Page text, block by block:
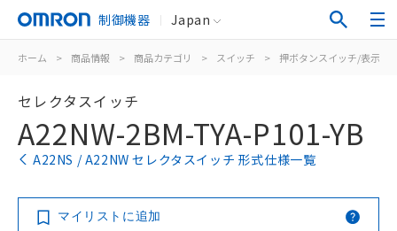
制御機器 Japan
ホーム > 商品情報 > 商品カテゴリ > スイッチ > 押ボタンスイッチ/表示灯
セレクタスイッチ
A22NW-2BM-TYA-P101-YB
A22NS / A22NW セレクタスイッチ 形式仕様一覧
マイリストに追加